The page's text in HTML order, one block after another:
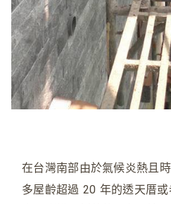
在台灣南部由於氣候炎熱且
多屋齡超過 20 年的透天厝